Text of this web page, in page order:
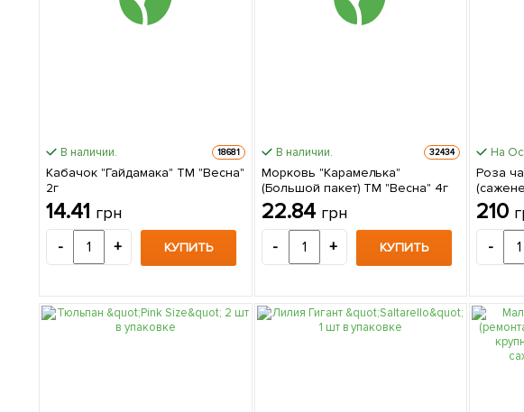
В наличии. 18681
Кабачок "Гайдамака" ТМ "Весна"
2г
14.41 грн
- + КУПИТЬ
В наличии. 32434
Морковь "Карамелька"
(Большой пакет) ТМ "Весна" 4г
22.84 грн
- + КУПИТЬ
На
Роза
сорт
210
-